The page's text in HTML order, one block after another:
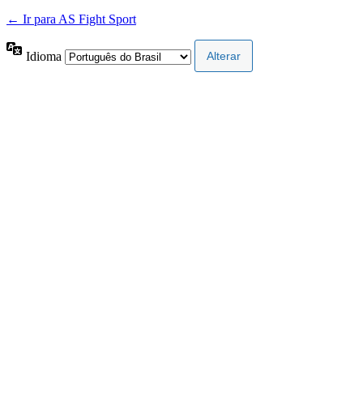
← Ir para AS Fight Sport
Idioma